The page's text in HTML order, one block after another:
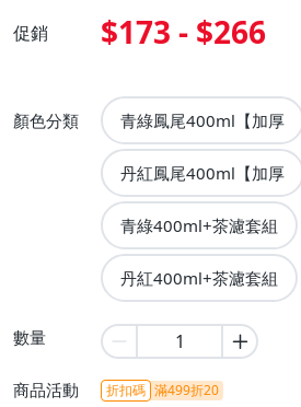
促銷 $173 - $266
顏色分類 青綠鳳尾400ml【加厚
丹紅鳳尾400ml【加厚
青綠400ml+茶濾套組
丹紅400ml+茶濾套組
數量
商品活動 折扣碼 滿499折20